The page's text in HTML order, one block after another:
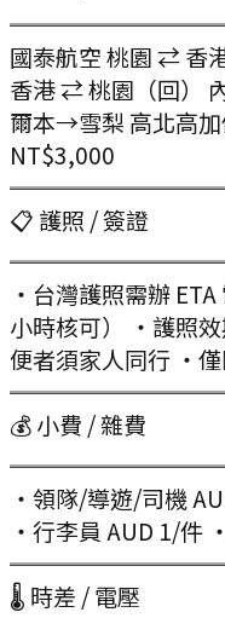
國泰航空 桃園 ⇄ 香
香港 ⇄ 桃園（回）
爾本→雪梨 高北高
NT$3,000
📋 護照 / 簽證
・台灣護照需辦
小時核可） ・護照
便者須家人同行 ・
💰 小費 / 雜費
・領隊/導遊/司機
・行李員 AUD 1/件
🌡 時差 / 電壓